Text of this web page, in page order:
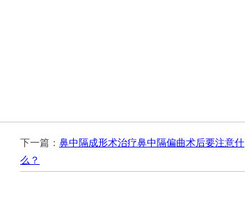
下一篇： 鼻中隔成形术治疗鼻中隔偏曲术后要注意什
么？